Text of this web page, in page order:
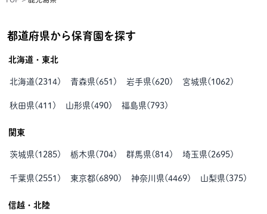
都道府県から保育園を探す
北海道・東北
北海道( 2314) 青森県( 651 ) 岩手県( 620) 宮城県( 1062 )
秋田県(411 ) 山形県(490) 福島県( 793)
関東
茨城県( 1285) 栃木県( 704) 群馬県(814) 埼玉県( 2695)
千葉県( 2551 ) 東京都( 6890) 神奈川県(4469) 山梨県(375)
信越・北陸